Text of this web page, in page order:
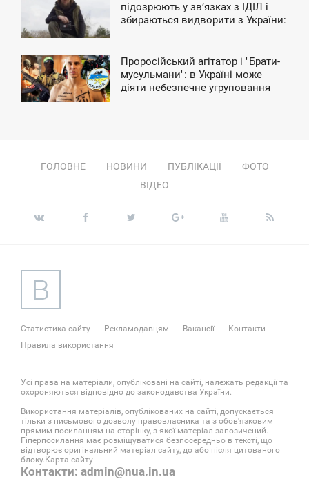
підозрюють у зв’язках з ІДІЛ і
збираються видворити з України:
Проросійський агітатор і "Брати-
мусульмани": в Україні може
діяти небезпечне угруповання
ГОЛОВНЕ НОВИНИ ПУБЛІКАЦІЇ
ФОТО
ВІДЕО
Статистика сайту Рекламодавцям Вакансії
Контакти
Правила використання
Усі права на матеріали, опубліковані на сайті, належать редакції та
охороняються відповідно до законодавства України.
Використання матеріалів, опублікованих на сайті, допускається
тільки з письмового дозволу правовласника та з обов'язковим
прямим посиланням на сторінку, з якої матеріал запозичений.
Гіперпосилання має розміщуватися безпосередньо в тексті, що
відтворює оригінальний матеріал сайту, до або після цитованого
блоку. Карта сайту
Контакти: admin@nua.in.ua